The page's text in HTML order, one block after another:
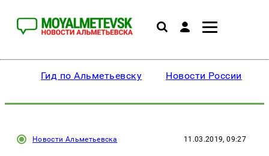
Гид по Альметьевску Новости России
Новости Альметьевска 11.03.2019, 09:27